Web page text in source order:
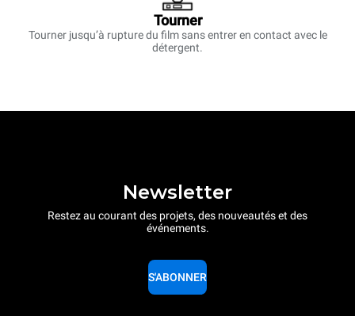
Tourner
Tourner jusqu’à rupture du film sans entrer en contact avec le
détergent.
Newsletter
Restez au courant des projets, des nouveautés et des
événements.
S'ABONNER